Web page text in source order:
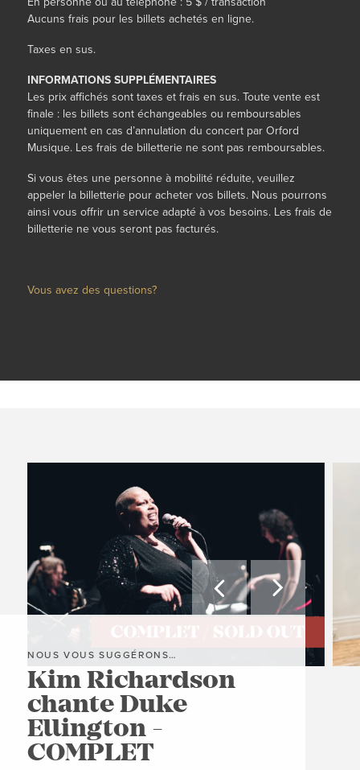
Aucuns frais pour les billets achetés en ligne.
Taxes en sus.
INFORMATIONS SUPPLÉMENTAIRES
Les prix affichés sont taxes et frais en sus. Toute vente est
finale : les billets sont échangeables ou remboursables
uniquement en cas d’annulation du concert par Orford
Musique. Les frais de billetterie ne sont pas remboursables.
Si vous êtes une personne à mobilité réduite, veuillez
appeler la billetterie pour acheter vos billets. Nous pourrons
ainsi vous offrir un service adapté à vos besoins. Les frais de
billetterie ne vous seront pas facturés.
Vous avez des questions?
 
NOUS VOUS SUGGÉRONS…
Kim Richardson
chante Duke
Ellington -
COMPLET